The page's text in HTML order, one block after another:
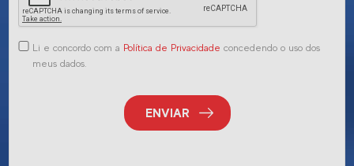
Li e concordo com a Política de Privacidade concedendo o uso dos
meus dados.
ENVIAR